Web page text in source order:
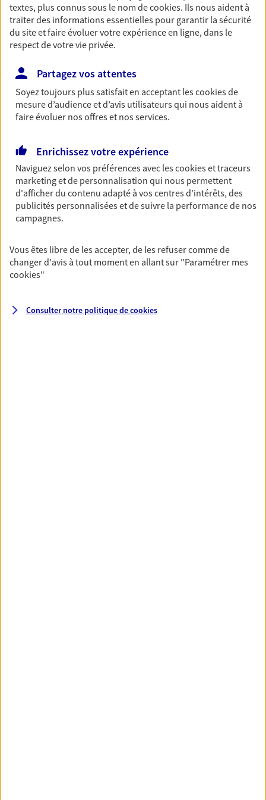
Découvrir les offres Épargne
Retraite
Préparez sereinement ce nouveau chapitre de
votre vie avec les conseils d'un expert. Découvrez
notre solution PER (Plan Epargne Retraite)
spécialement conçue pour la retraite.
Prévoyance
Pour un avenir serein, assurez-vous avec notre
contrat prévoyance. Préservez vos proches en cas
d'accident ou de maladie en optant pour les
garanties incapacité temporaire totale de travail,
Découvrir l'offre Prévoyance
Couvrez vos dépenses de santé ainsi que celles de
textes, plus connus sous le nom decookies. Ils nous aident à
traiter des informations essentielles pour garantir la sécurité
du site et faire évoluer votre expérience en ligne, dans le
respect de votre vie privée.
Partagez vos attentes
Soyez toujours plus satisfait en acceptant lescookiesde
mesure d’audience et d’avis utilisateurs qui nous aident à
faire évoluer nos offres et nos services.
Enrichissez votre expérience
Naviguez selon vos préférences avec lescookies et traceurs
marketing et de personnalisation qui nous permettent
d'afficher du contenu adapté à vos centres d'intérêts, des
publicités personnalisées et de suivre la performance de nos
campagnes.
Vous êtes libre de les accepter, de les refuser comme de
changer d'avis à tout moment en allant sur "Paramétrer mes
cookies"
Consulter notre politique decookies